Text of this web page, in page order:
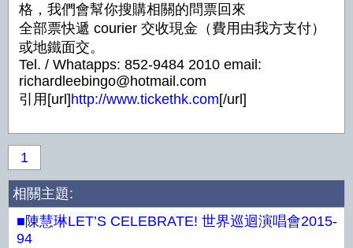
格，我們會幫你搜購相關的問票回來
全部票快遞 courier 交收現金（費用由我方支付）
或地鐵面交。
Tel. / Whatapps: 852-9484 2010 email:
richardleebingo@hotmail.com
引用[url] http://www.tickethk.com[/url]
1
相關主題:
■陳慧琳LET’S CELEBRATE! 世界巡迴演唱會2015-
94